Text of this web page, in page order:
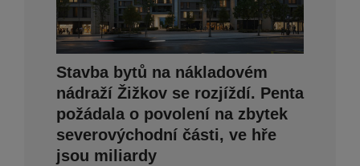
Stavba bytů na nákladovém
nádraží Žižkov se rozjíždí. Penta
požádala o povolení na zbytek
severovýchodní části, ve hře
jsou miliardy